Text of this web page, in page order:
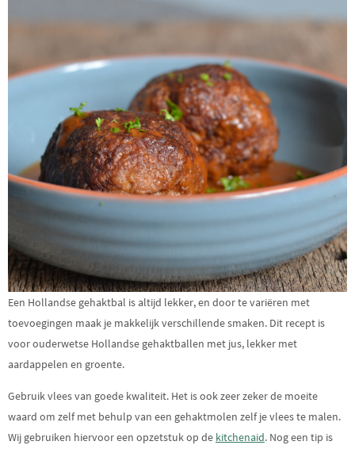
Een Hollandse gehaktbal is altijd lekker, en door te variëren met
toevoegingen maak je makkelijk verschillende smaken. Dit recept is
voor ouderwetse Hollandse gehaktballen met jus, lekker met
aardappelen en groente.
Gebruik vlees van goede kwaliteit. Het is ook zeer zeker de moeite
waard om zelf met behulp van een gehaktmolen zelf je vlees te malen.
Wij gebruiken hiervoor een opzetstuk op de kitchenaid. Nog een tip is